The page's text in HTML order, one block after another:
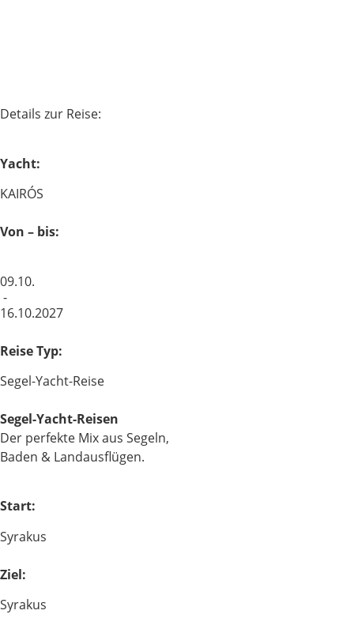
Details zur Reise:
Yacht:
KAIRÓS
Von – bis:
09.10.
-
16.10.2027
Reise Typ:
Segel-Yacht-Reise
Segel-Yacht-Reisen
Der perfekte Mix aus Segeln,
Baden & Landausflügen.
Start:
Syrakus
Ziel:
Syrakus